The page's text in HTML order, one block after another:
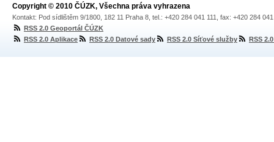
Copyright © 2010 ČÚZK, Všechna práva vyhrazena
Kontakt: Pod sídlištěm 9/1800, 182 11 Praha 8, tel.: +420 284 041 111, fax: +420 284
RSS 2.0 Geoportál ČÚZK
RSS 2.0 Aplikace
RSS 2.0 Datové sady RSS 2.0 Síťové služby RSS